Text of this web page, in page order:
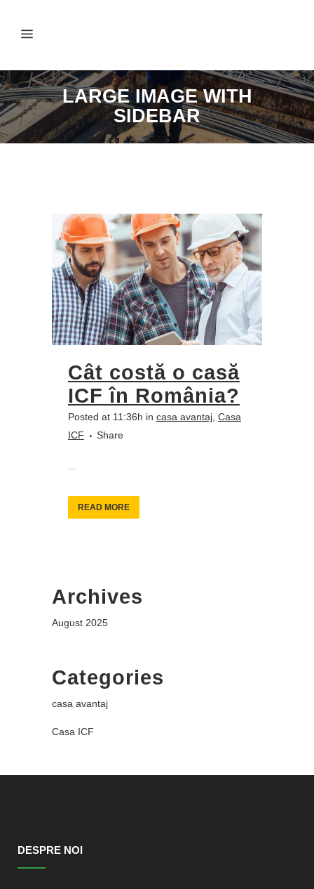
LARGE IMAGE WITH
SIDEBAR
Cât costă o casă
ICF în România?
Posted at 11:36h in casa avantaj, Casa
ICF
Share
...
READ MORE
Archives
August 2025
Categories
casa avantaj
Casa ICF
DESPRE NOI